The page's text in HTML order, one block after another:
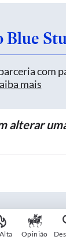
Blue
com
mais
alterar
Urbanos
Opinião